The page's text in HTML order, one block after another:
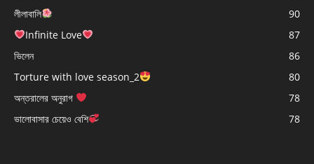
লীলাবালি
90
Infinite Love
87
ভিলেন
86
Torture with love season_2
80
অন্তরালের অনুরাগ
78
ভালোবাসার চেয়েও বেশি
78